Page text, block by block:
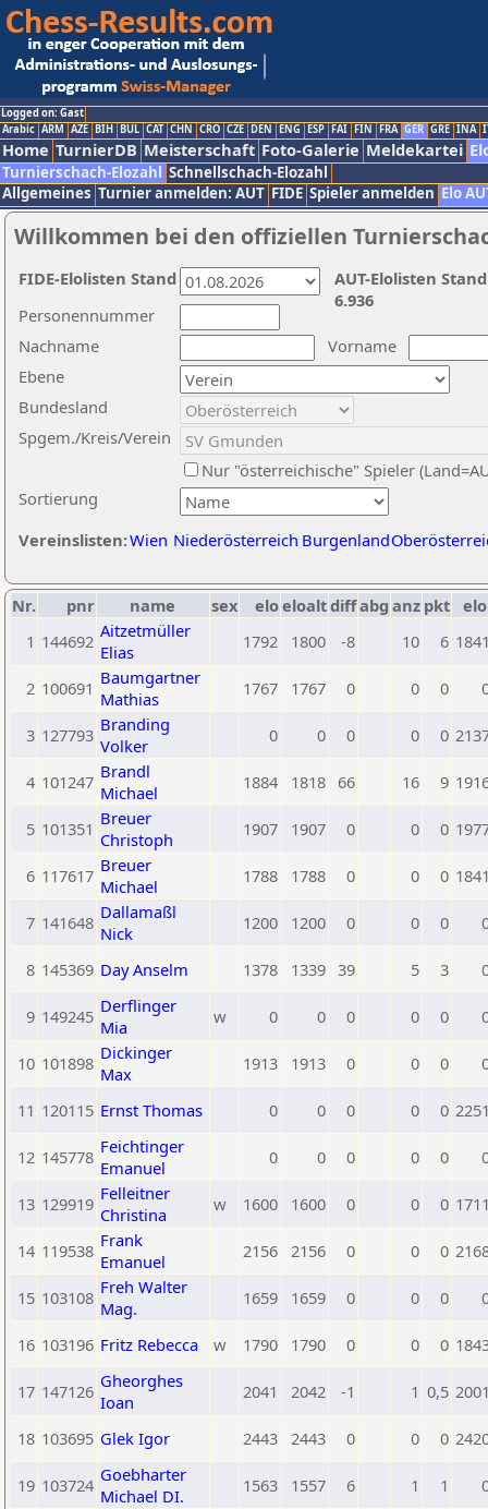
Logged on: Gast
Arabic ARM AZE BIH BUL CAT CHN CRO CZE DEN ENG ESP FAI FIN FRA GER GRE INA
Home TurnierDB Meisterschaft Foto-Galerie Meldekartei
Turnierschach-Elozahl Schnellschach-Elozahl
Allgemeines Turnier anmelden: AUT FIDE Spieler anmelden Elo
Willkommen bei den offiziellen
Nachname
Vorname
Ebene
Sortierung
Personennummer
Bundesland
Spgem./Kreis/Verein
Nur "österreichische" Spieler
Vereinslisten:Wien Niederösterreich Burgenland
AUT-Elolisten
6.936
FIDE-Elolisten Stand
Nr. pnr name sex eloeloaltdiffabg anz pkt
1 144692 Aitzetmüller
Elias
1792 1800 -8 10 6
2 100691 Baumgartner
Mathias
1767 1767 0 0 0
3 127793 Branding
Volker
0 0 0 0 0
4 101247 Brandl
Michael
1884 1818 66 16 9
5 101351 Breuer
Christoph
1907 1907 0 0 0
6 117617 Breuer
Michael
1788 1788 0 0 0
7 141648 Dallamaßl
Nick
1200 1200 0 0 0
8 145369 Day Anselm 1378 1339 39 5 3
9 149245 Derflinger
Mia
w 0 0 0 0 0
10 101898 Dickinger
Max
1913 1913 0 0 0
11 120115 Ernst Thomas 0 0 0 0 0
12 145778 Feichtinger
Emanuel
0 0 0 0 0
13 129919 Felleitner
Christina
w 1600 1600 0 0 0
14 119538 Frank
Emanuel
2156 2156 0 0 0
15 103108 Freh Walter
Mag.
1659 1659 0 0 0
16 103196 Fritz Rebecca w 1790 1790 0 0 0
17 147126 Gheorghes
Ioan
2041 2042 -1 1 0,5
18 103695 Glek Igor 2443 2443 0 0 0
19 103724 Goebharter
Michael DI.
1563 1557 6 1 1